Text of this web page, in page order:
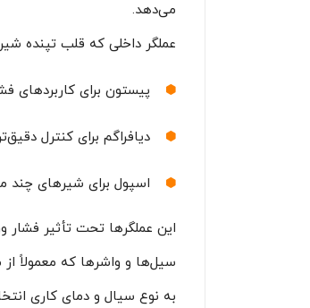
می‌دهد.
عملگر داخلی که قلب تپنده
پیستون برای کاربردهای
دیافراگم برای کنترل
اسپول برای شیرهای چند
این عملگرها تحت تأثیر فشار
به نوع سیال و دمای کاری